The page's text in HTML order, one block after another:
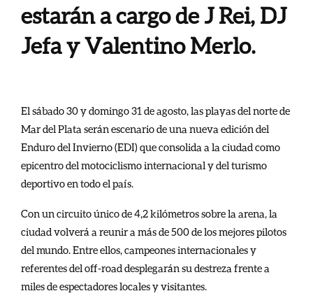
estarán a cargo de J Rei, DJ
Jefa y Valentino Merlo.
El sábado 30 y domingo 31 de agosto, las playas del norte de
Mar del Plata serán escenario de una nueva edición del
Enduro del Invierno (EDI) que consolida a la ciudad como
epicentro del motociclismo internacional y del turismo
deportivo en todo el país.
Con un circuito único de 4,2 kilómetros sobre la arena, la
ciudad volverá a reunir a más de 500 de los mejores pilotos
del mundo. Entre ellos, campeones internacionales y
referentes del off-road desplegarán su destreza frente a
miles de espectadores locales y visitantes.